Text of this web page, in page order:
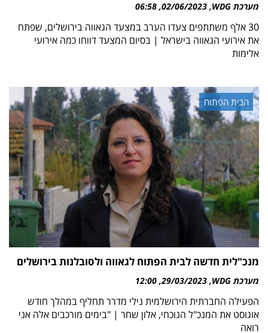
מערכת WDG 02/06/2023
06:58
30 אלף משתתפים צעדו הערב במצעד הגאווה בירושלים, שפתח
את אירועי הגאווה בישראל | בסיום המצעד דווחו כמה אירועי
אלימות
הבית הפתוח
מנכ"לית חדשה לבית הפתוח לגאווה ולסובלנות בירושלים
מערכת WDG 29/03/2023
12:00
הפעילה החברתית הירושלמית נילי מדרר תחליף במהלך חודש
אוגוסט את המנכ"ל הנוכחי, אלון שחר | "בימים מורכבים אלה אני
רואה